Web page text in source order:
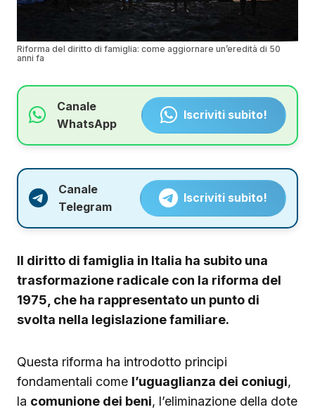
Riforma del diritto di famiglia: come aggiornare un’eredità di 50
anni fa
Canale
WhatsApp
Iscriviti subito!
Canale
Telegram
Iscriviti subito!
Il diritto di famiglia in Italia ha subito una
trasformazione radicale con la riforma del
1975, che ha rappresentato un punto di
svolta nella legislazione familiare.
Questa riforma ha introdotto principi
fondamentali come l’uguaglianza dei coniugi,
la comunione dei beni, l’eliminazione della dote